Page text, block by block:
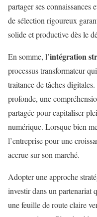
partager ses connaissances
de sélection rigoureux
solide et productive dès le
En somme, l’intégration
processus transformateur
traitance de tâches
profonde, une
partagée pour capitaliser
numérique. Lorsque bien
l’entreprise pour une
accrue sur son marché.
Adopter une approche
investir dans un partenariat
une feuille de route claire